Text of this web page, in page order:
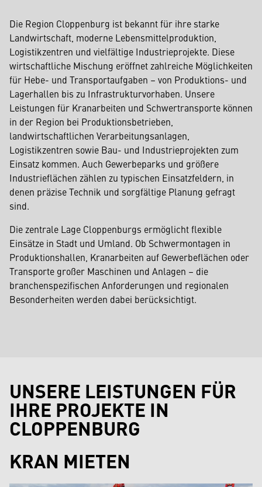
Die Region Cloppenburg ist bekannt für ihre starke
Landwirtschaft, moderne Lebensmittelproduktion,
Logistikzentren und vielfältige Industrieprojekte. Diese
wirtschaftliche Mischung eröffnet zahlreiche Möglichkeiten
für Hebe- und Transportaufgaben – von Produktions- und
Lagerhallen bis zu Infrastrukturvorhaben. Unsere
Leistungen für Kranarbeiten und Schwertransporte können
in der Region bei Produktionsbetrieben,
landwirtschaftlichen Verarbeitungsanlagen,
Logistikzentren sowie Bau- und Industrieprojekten zum
Einsatz kommen. Auch Gewerbeparks und größere
Industrieflächen zählen zu typischen Einsatzfeldern, in
denen präzise Technik und sorgfältige Planung gefragt
sind.
Die zentrale Lage Cloppenburgs ermöglicht flexible
Einsätze in Stadt und Umland. Ob Schwermontagen in
Produktionshallen, Kranarbeiten auf Gewerbeflächen oder
Transporte großer Maschinen und Anlagen – die
branchenspezifischen Anforderungen und regionalen
Besonderheiten werden dabei berücksichtigt.
UNSERE LEISTUNGEN FÜR
IHRE PROJEKTE IN
CLOPPENBURG
KRAN MIETEN